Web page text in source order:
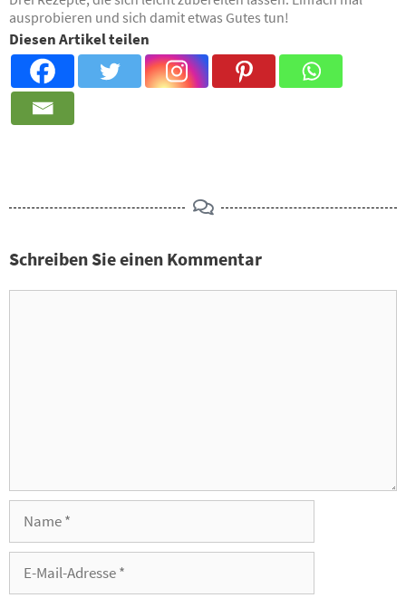
ausprobieren und sich damit etwas Gutes tun!
Diesen Artikel teilen
Schreiben Sie einen Kommentar